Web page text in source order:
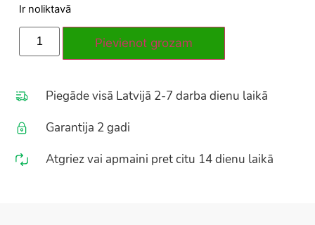
Ir noliktavā
Pievienot grozam
Piegāde visā Latvijā 2-7 darba dienu laikā
Garantija 2 gadi
Atgriez vai apmaini pret citu 14 dienu laikā